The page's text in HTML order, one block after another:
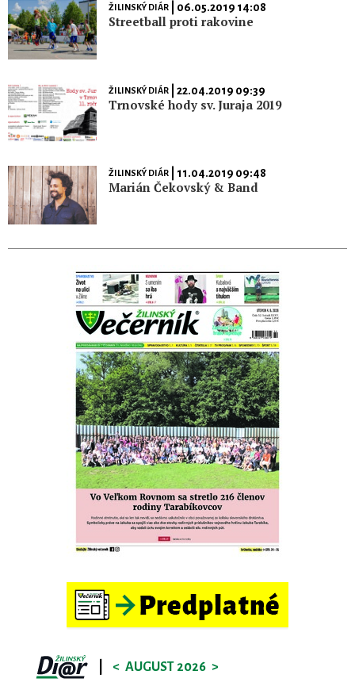
ŽILINSKÝ DIÁR| 06.05.2019 14:08
Streetball proti rakovine
ŽILINSKÝ DIÁR| 22.04.2019 09:39
Trnovské hody sv. Juraja 2019
ŽILINSKÝ DIÁR| 11.04.2019 09:48
Marián Čekovský & Band
< AUGUST 2026 >